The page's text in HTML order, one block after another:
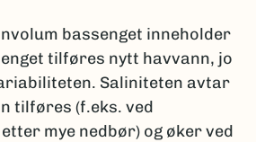
bassenget inneholder
tilføres nytt havvann, jo
Saliniteten avtar
tilføres (f.eks. ved
mye nedbør) og øker ved